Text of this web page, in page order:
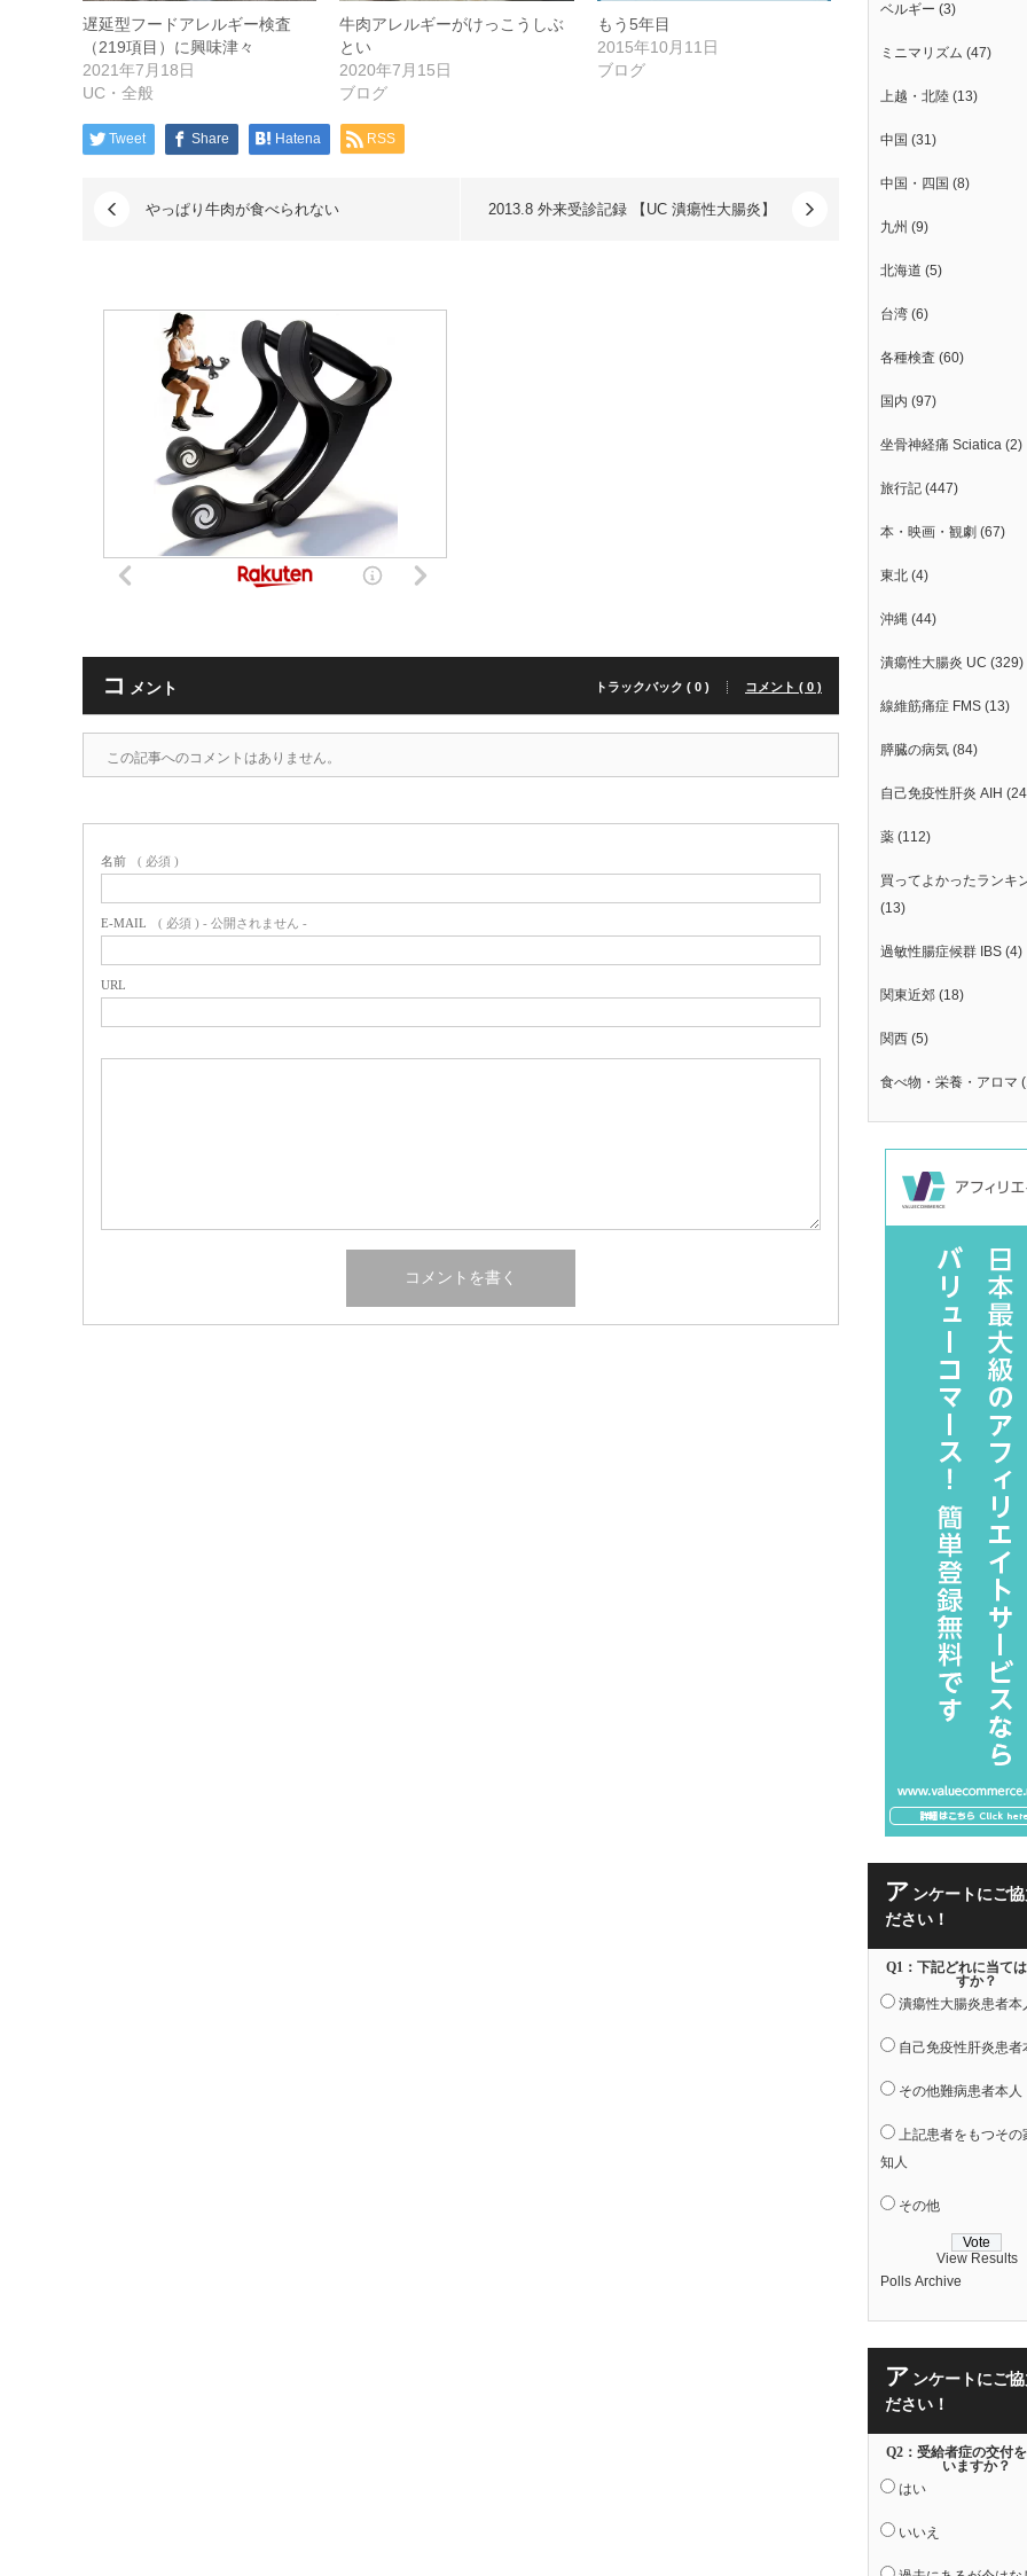
遅延型フードアレルギー検査
（219項目）に興味津々
2021年7月18日
UC・全般
牛肉アレルギーがけっこうしぶ
とい
2020年7月15日
ブログ
もう5年目
2015年10月11日
ブログ
Tweet Share Hatena RSS
やっぱり牛肉が食べられない 2013.8 外来受診記録 【UC 潰瘍性大腸炎】
コ メント トラックバック ( 0 ) コメント ( 0 )
この記事へのコメントはありません。
名前 ( 必須 )
E-MAIL ( 必須 ) - 公開されません -
URL
ベルギー (3)
ミニマリズム (47)
上越・北陸 (13)
中国 (31)
中国・四国 (8)
九州 (9)
北海道 (5)
台湾 (6)
各種検査 (60)
国内 (97)
坐骨神経痛 Sciatica (2)
旅行記 (447)
本・映画・観劇 (67)
東北 (4)
沖縄 (44)
潰瘍性大腸炎 UC (329)
線維筋痛症 FMS (13)
膵臓の病気 (84)
自己免疫性肝炎 AIH
薬 (112)
買ってよかったランキ
(13)
過敏性腸症候群 IBS (4)
関東近郊 (18)
関西 (5)
食べ物・栄養・アロマ
ア ンケートにご
ださい！
Q1：下記どれに当て
すか？
潰瘍性大腸炎患者本
自己免疫性肝炎患者
その他難病患者本人
上記患者をもつその
知人
その他
View Results
Polls Archive
ア ンケートにご
ださい！
Q2：受給者症の交付
いますか？
はい
いいえ